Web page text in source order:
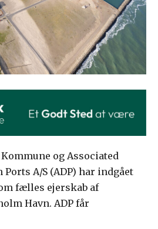
og Associated
Ports A/S (ADP) har indgået
fælles ejerskab af
Havn. ADP får